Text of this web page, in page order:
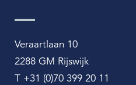
Veraartlaan 10
2288 GM Rijswijk
T +31 (0)70 399 20 11